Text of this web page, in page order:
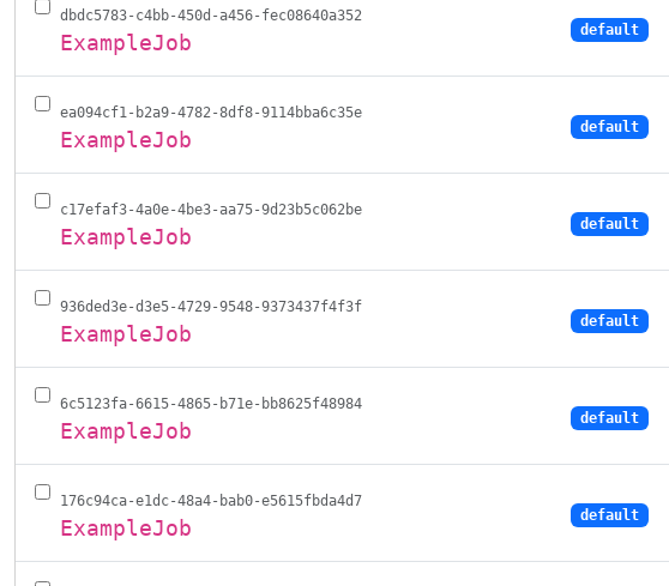
dbdc5783-c4bb-450d-a456-fec08640a352
ExampleJob
default
ea094cf1-b2a9-4782-8df8-9114bba6c35e
ExampleJob
default
c17efaf3-4a0e-4be3-aa75-9d23b5c062be
ExampleJob
default
936ded3e-d3e5-4729-9548-9373437f4f3f
ExampleJob
default
6c5123fa-6615-4865-b71e-bb8625f48984
ExampleJob
default
176c94ca-e1dc-48a4-bab0-e5615fbda4d7
ExampleJob
default